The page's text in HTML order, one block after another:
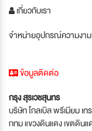
เกี่ยวกับเรา
จำหน่ายอุปกรณ์ความงา
ข้อมูลติดต่อ
กรุง สุรเวชสุนทร
บริษัท โกลเบิล พรีเมียม
กทม แขวงดินแดง เขตดิน